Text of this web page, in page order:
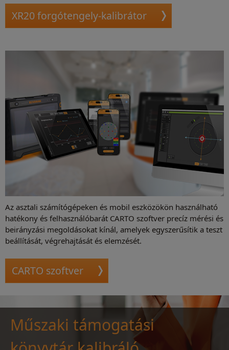
XR20 forgótengely-kalibrátor
Az asztali számítógépeken és mobil eszközökön használható
hatékony és felhasználóbarát CARTO szoftver precíz mérési és
beirányzási megoldásokat kínál, amelyek egyszerűsítik a teszt
beállítását, végrehajtását és elemzését.
CARTO szoftver
Műszaki támogatási